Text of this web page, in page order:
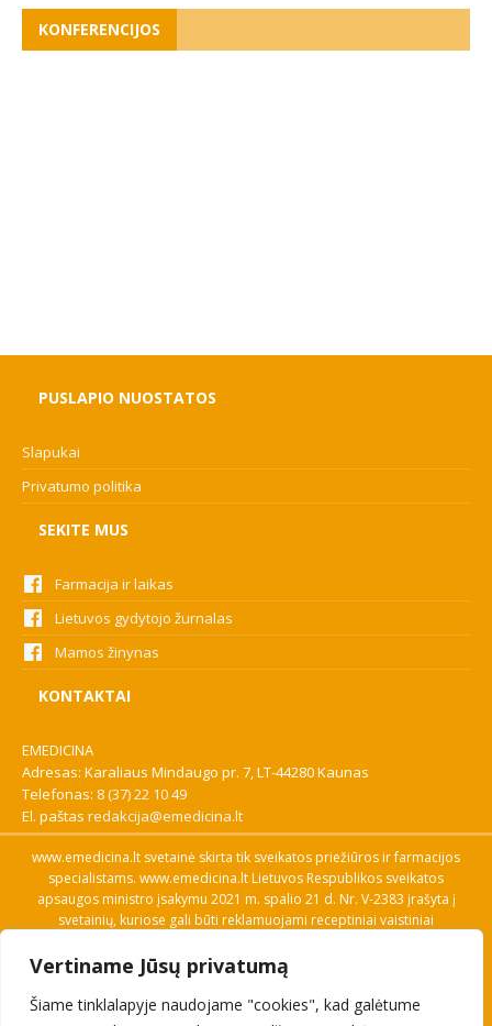
Vertiname Jūsų privatumą
Šiame tinklalapyje naudojame "cookies", kad galėtume
KONFERENCIJOS
PUSLAPIO NUOSTATOS
Slapukai
Privatumo politika
SEKITE MUS
Farmacija ir laikas
Lietuvos gydytojo žurnalas
Mamos žinynas
KONTAKTAI
EMEDICINA
Adresas: Karaliaus Mindaugo pr. 7, LT-44280 Kaunas
Telefonas: 8 (37) 22 10 49
El. paštas redakcija@emedicina.lt
www.emedicina.lt svetainė skirta tik sveikatos priežiūros ir farmacijos
specialistams. www.emedicina.lt Lietuvos Respublikos sveikatos
apsaugos ministro įsakymu 2021 m. spalio 21 d. Nr. V-2383 įrašyta į
svetainių, kuriose gali būti reklamuojami receptiniai vaistiniai
savo profesinę kvalifikaciją. Naudingos nuorodos: Vaistų ir medicinos
pagalbos priemonių kainų paieška, VVKT tinklalapis, Sveikatos
priežiūros ar farmacijos specialisto pranešimo apie įtariamą